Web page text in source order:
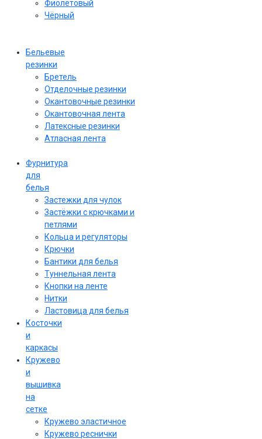
Фиолетовый
Чёрный
Бельевые
резинки
Бретель
Отделочные резинки
Окантовочные резинки
Окантовочная лента
Латексные резинки
Атласная лента
Фурнитура
для
белья
Застежки для чулок
Застёжки с крючками и
петлями
Кольца и регуляторы
Крючки
Бантики для белья
Туннельная лента
Кнопки на ленте
Нитки
Ластовица для белья
Косточки
и
каркасы
Кружево
и
вышивка
на
сетке
Кружево эластичное
Кружево реснички